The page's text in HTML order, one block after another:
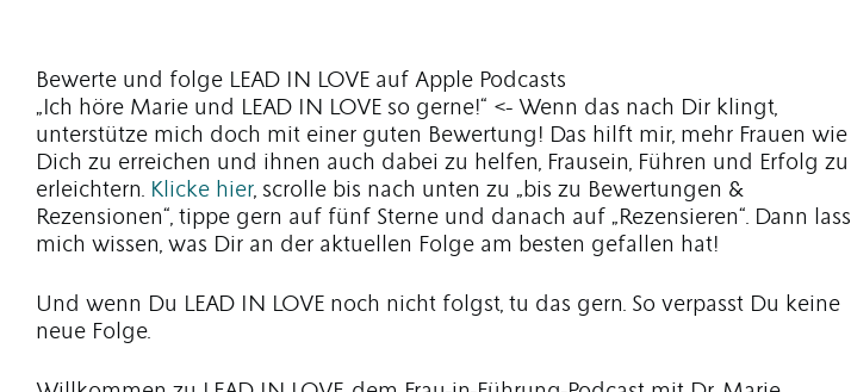
Bewerte und folge LEAD IN LOVE auf Apple Podcasts
„Ich höre Marie und LEAD IN LOVE so gerne!“ <- Wenn das nach Dir klingt,
unterstütze mich doch mit einer guten Bewertung! Das hilft mir, mehr Frauen wie
Dich zu erreichen und ihnen auch dabei zu helfen, Frausein, Führen und Erfolg zu
erleichtern. Klicke hier, scrolle bis nach unten zu „bis zu Bewertungen &
Rezensionen“, tippe gern auf fünf Sterne und danach auf „Rezensieren“. Dann lass
mich wissen, was Dir an der aktuellen Folge am besten gefallen hat!
Und wenn Du LEAD IN LOVE noch nicht folgst, tu das gern. So verpasst Du keine
neue Folge.